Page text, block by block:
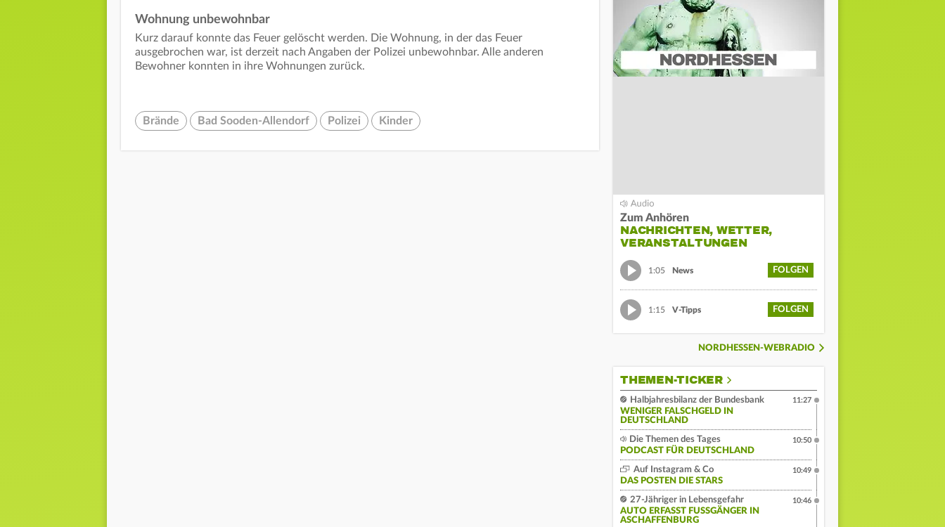
Wohnung unbewohnbar
Kurz darauf konnte das Feuer gelöscht werden. Die Wohnung, in der das Feuer
ausgebrochen war, ist derzeit nach Angaben der Polizei unbewohnbar. Alle anderen
Bewohner konnten in ihre Wohnungen zurück.
Brände Bad Sooden-Allendorf Polizei Kinder
Zum Anhören
NACHRICHTEN, WETTER,
VERANSTALTUNGEN
1:05 News FOLGEN
1:15 V-Tipps FOLGEN
NORDHESSEN-WEBRADIO
THEMEN-TICKER
Halbjahresbilanz der Bundesbank
WENIGER FALSCHGELD IN
DEUTSCHLAND
11:27
Die Themen des Tages
PODCAST FÜR DEUTSCHLAND
10:50
Auf Instagram & Co
DAS POSTEN DIE STARS
10:49
27-Jähriger in Lebensgefahr
AUTO ERFASST FUSSGÄNGER IN A
SCHAFFENBURG
10:46